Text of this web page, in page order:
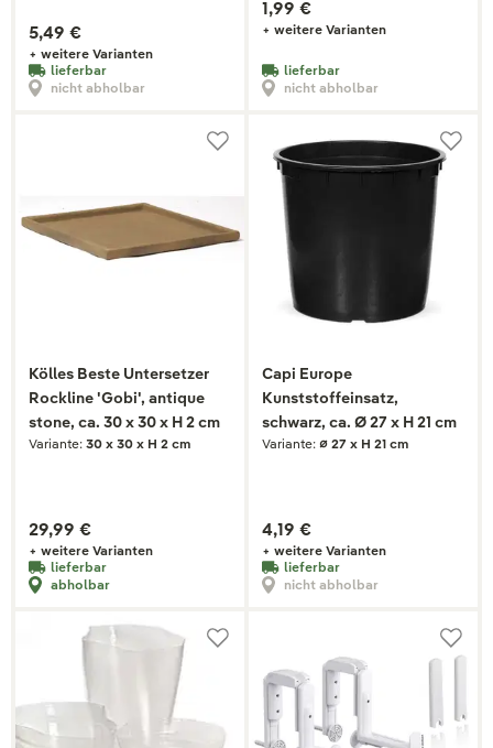
5,49 €
+ weitere Varianten
lieferbar
nicht abholbar
1,99 €
+ weitere Varianten
lieferbar
nicht abholbar
Kölles Beste Untersetzer
Rockline 'Gobi', antique
stone, ca. 30 x 30 x H 2 cm
Variante: 30 x 30 x H 2 cm
29,99 €
+ weitere Varianten
lieferbar
abholbar
Capi Europe
Kunststoffeinsatz,
schwarz, ca. Ø 27 x H 21 cm
Variante: ⌀ 27 x H 21 cm
4,19 €
+ weitere Varianten
lieferbar
nicht abholbar